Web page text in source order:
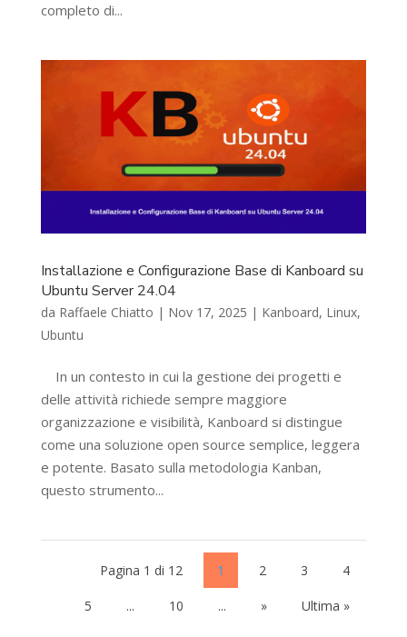
completo di...
Installazione e Configurazione Base di Kanboard su
Ubuntu Server 24.04
da Raffaele Chiatto | Nov 17, 2025 | Kanboard, Linux,
Ubuntu
In un contesto in cui la gestione dei progetti e
delle attività richiede sempre maggiore
organizzazione e visibilità, Kanboard si distingue
come una soluzione open source semplice, leggera
e potente. Basato sulla metodologia Kanban,
questo strumento...
Pagina 1 di 12 1 2 3 4
5 ... 10 ... » Ultima »